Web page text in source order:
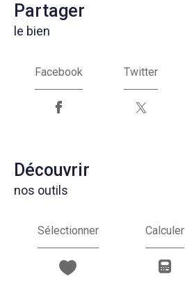
partager
le bien
Facebook Twitter
découvrir
nos outils
Sélectionner Calculer